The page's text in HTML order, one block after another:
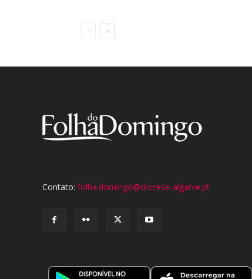
Contato: folha.domingo@diocese-algarve.pt